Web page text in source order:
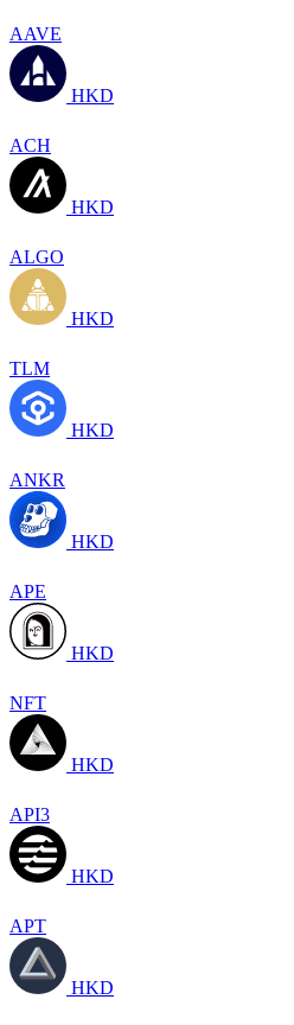
AAVE
HKD
ACH
HKD
ALGO
HKD
TLM
HKD
ANKR
HKD
APE
HKD
NFT
HKD
API3
HKD
APT
HKD